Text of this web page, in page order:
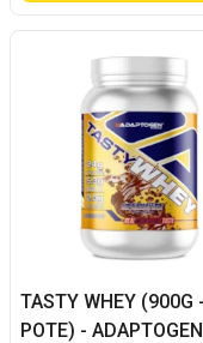
TASTY WHEY (900G -
POTE) - ADAPTOGEN